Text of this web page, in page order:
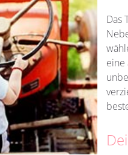
Das
eine